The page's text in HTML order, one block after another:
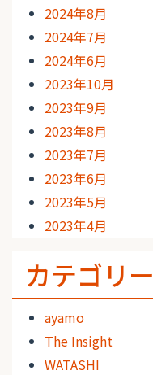
2024年8月
2024年7月
2024年6月
2023年10月
2023年9月
2023年8月
2023年7月
2023年6月
2023年5月
2023年4月
カテゴリー
ayamo
The Insight
WATASHI